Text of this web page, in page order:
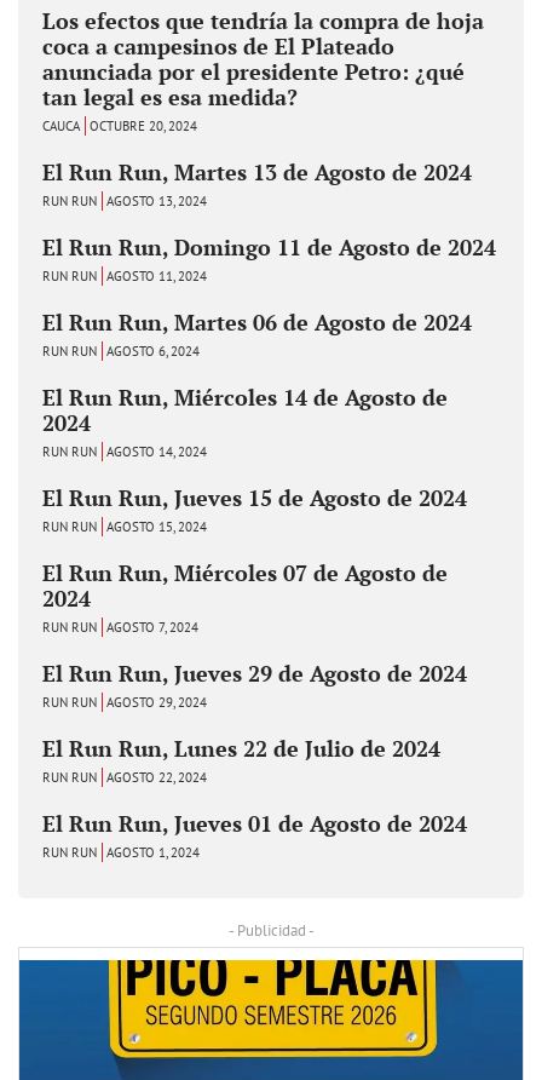
Los efectos que tendría la compra de hoja
coca a campesinos de El Plateado
anunciada por el presidente Petro: ¿qué
tan legal es esa medida?
CAUCA OCTUBRE 20, 2024
El Run Run, Martes 13 de Agosto de 2024
RUN RUN AGOSTO 13, 2024
El Run Run, Domingo 11 de Agosto de 2024
RUN RUN AGOSTO 11, 2024
El Run Run, Martes 06 de Agosto de 2024
RUN RUN AGOSTO 6, 2024
El Run Run, Miércoles 14 de Agosto de
2024
RUN RUN AGOSTO 14, 2024
El Run Run, Jueves 15 de Agosto de 2024
RUN RUN AGOSTO 15, 2024
El Run Run, Miércoles 07 de Agosto de
2024
RUN RUN AGOSTO 7, 2024
El Run Run, Jueves 29 de Agosto de 2024
RUN RUN AGOSTO 29, 2024
El Run Run, Lunes 22 de Julio de 2024
RUN RUN AGOSTO 22, 2024
El Run Run, Jueves 01 de Agosto de 2024
RUN RUN AGOSTO 1, 2024
- Publicidad -